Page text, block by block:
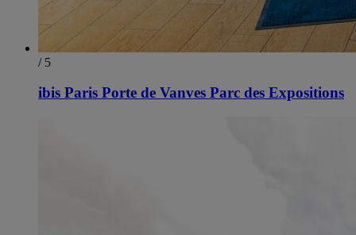
/ 5
ibis Paris Porte de Vanves Parc des Expositions